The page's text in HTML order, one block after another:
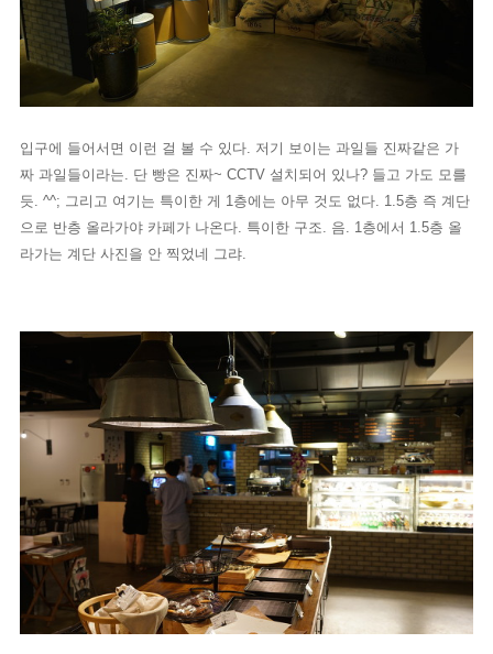
입구에 들어서면 이런 걸 볼 수 있다. 저기 보이는 과일들 진짜같은 가
짜 과일들이라는. 단 빵은 진짜~ CCTV 설치되어 있나? 들고 가도 모를
듯. ^^; 그리고 여기는 특이한 게 1층에는 아무 것도 없다. 1.5층 즉 계단
으로 반층 올라가야 카페가 나온다. 특이한 구조. 음. 1층에서 1.5층 올
라가는 계단 사진을 안 찍었네 그랴.